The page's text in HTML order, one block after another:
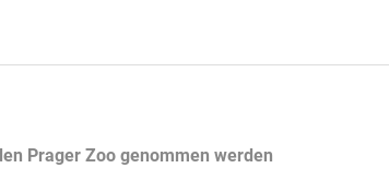
Prager Zoo genommen werden